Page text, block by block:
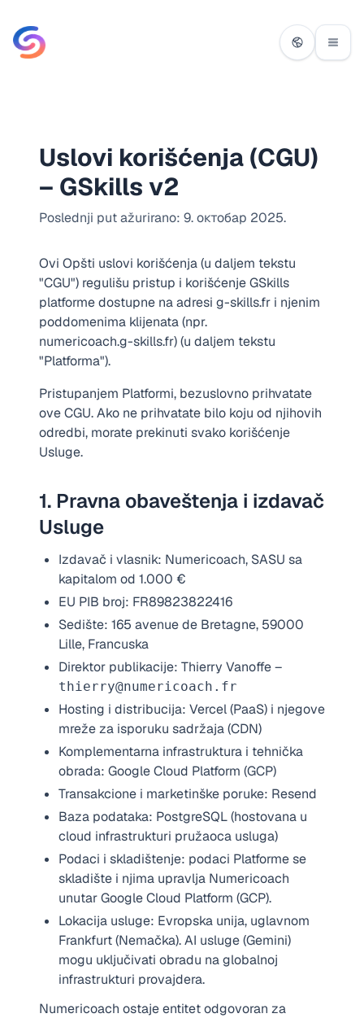
Uslovi korišćenja (CGU)
– GSkills v2
Poslednji put ažurirano: 9. октобар 2025.
Ovi Opšti uslovi korišćenja (u daljem tekstu
"CGU") regulišu pristup i korišćenje GSkills
platforme dostupne na adresi g-skills.fr i njenim
poddomenima klijenata (npr.
numericoach.g-skills.fr) (u daljem tekstu
"Platforma").
Pristupanjem Platformi, bezuslovno prihvatate
ove CGU. Ako ne prihvatate bilo koju od njihovih
odredbi, morate prekinuti svako korišćenje
Usluge.
1. Pravna obaveštenja i izdavač
Usluge
Izdavač i vlasnik: Numericoach, SASU sa
kapitalom od 1.000 €
EU PIB broj: FR89823822416
Sedište: 165 avenue de Bretagne, 59000
Lille, Francuska
Direktor publikacije: Thierry Vanoffe –
thierry@numericoach.fr
Hosting i distribucija: Vercel (PaaS) i njegove
mreže za isporuku sadržaja (CDN)
Komplementarna infrastruktura i tehnička
obrada: Google Cloud Platform (GCP)
Transakcione i marketinške poruke: Resend
Baza podataka: PostgreSQL (hostovana u
cloud infrastrukturi pružaoca usluga)
Podaci i skladištenje: podaci Platforme se
skladište i njima upravlja Numericoach
unutar Google Cloud Platform (GCP).
Lokacija usluge: Evropska unija, uglavnom
Frankfurt (Nemačka). AI usluge (Gemini)
mogu uključivati obradu na globalnoj
infrastrukturi provajdera.
Numericoach ostaje entitet odgovoran za